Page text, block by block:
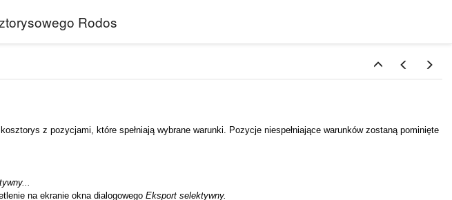
Rodos
z pozycjami, które spełniają wybrane warunki. Pozycje niespełniające warunków zostaną pominięte
na ekranie okna dialogowego Eksport selektywny.